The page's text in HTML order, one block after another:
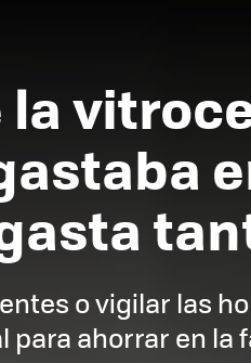
o vigilar las
ahorrar en la